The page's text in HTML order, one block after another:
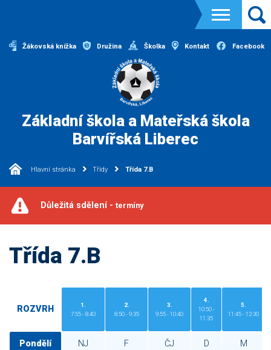
Žákovská knížka Družina Školka Kontakt Facebook
Základní škola a Mateřská škola
Barvířská Liberec
Hlavní stránka Třídy Třída 7.B
Důležitá sdělení - termíny
Třída 7.B
ROZVRH
1.
7:55 - 8:40
2.
8:50 - 9:35
3.
9:55 - 10:40
4.
10:50 -
11:35
5.
11:45 - 12:30
Pondělí NJ F ČJ D M